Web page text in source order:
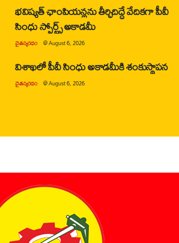
భవిష్యత్ ఛాంపియన్లను తీర్చిదిద్దే వేదికగా పీవీ
సింధు స్పోర్ట్స్ అకాడమీ
చైతన్యరధం @August 6, 2026
విశాఖలో పీవీ సింధు అకాడమీకి శంకుస్థాపన
చైతన్యరధం @August 6, 2026